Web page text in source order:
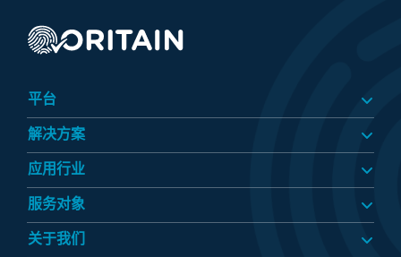
平台
解决方案
应用行业​
服务对象​
关于我们​